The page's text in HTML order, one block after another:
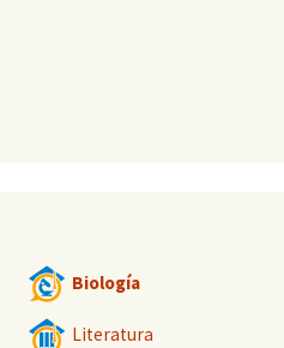
Biología
Literatura